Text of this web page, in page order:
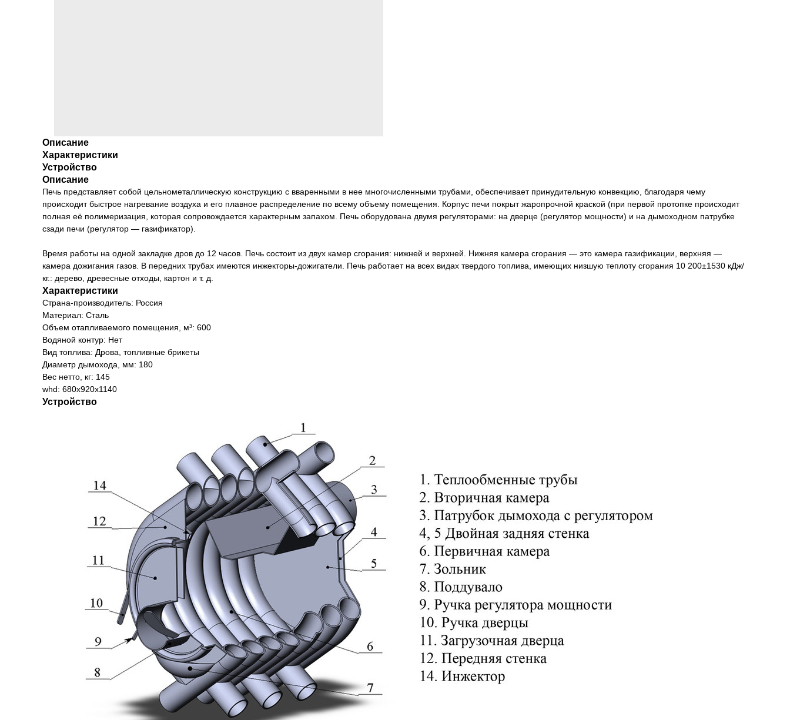
Описание
Характеристики
Устройство
Описание
Печь представляет собой цельнометаллическую конструкцию с вваренными в нее многочисленными трубами, обеспечивает принудительную конвекцию, благодаря чему
происходит быстрое нагревание воздуха и его плавное распределение по всему объему помещения. Корпус печи покрыт жаропрочной краской (при первой протопке происходит
полная её полимеризация, которая сопровождается характерным запахом. Печь оборудована двумя регуляторами: на дверце (регулятор мощности) и на дымоходном патрубке
сзади печи (регулятор — газификатор).
Время работы на одной закладке дров до 12 часов. Печь состоит из двух камер сгорания: нижней и верхней. Нижняя камера сгорания — это камера газификации, верхняя —
камера дожигания газов. В передних трубах имеются инжекторы-дожигатели. Печь работает на всех видах твердого топлива, имеющих низшую теплоту сгорания 10 200±1530 кДж/
кг.: дерево, древесные отходы, картон и т. д.
Характеристики
Страна-производитель: Россия
Материал: Сталь
Объем отапливаемого помещения, м³: 600
Водяной контур: Нет
Вид топлива: Дрова, топливные брикеты
Диаметр дымохода, мм: 180
Вес нетто, кг: 145
whd: 680x920x1140
Устройство